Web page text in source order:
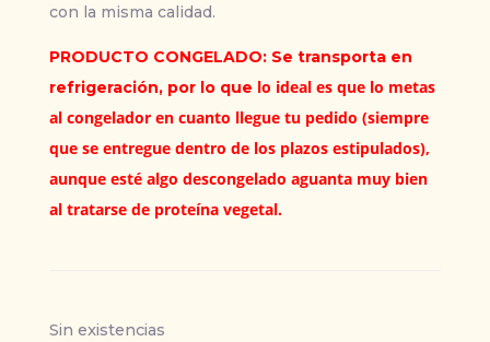
con la misma calidad.
PRODUCTO CONGELADO: Se transporta en
refrigeración, por lo que lo ideal es que lo metas
al congelador en cuanto llegue tu pedido (siempre
que se entregue dentro de los plazos estipulados),
aunque esté algo descongelado aguanta muy bien
al tratarse de proteína vegetal.
Sin existencias